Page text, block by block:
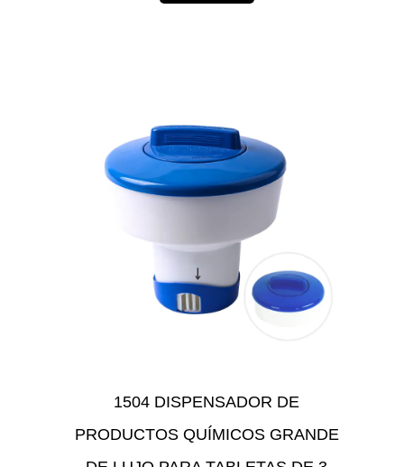
1504 DISPENSADOR DE
PRODUCTOS QUÍMICOS GRANDE